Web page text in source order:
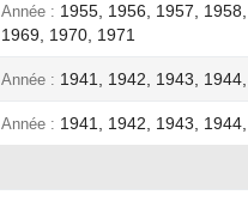
Année
1955, 1956, 1957,
1969, 1970, 1971
Année 1941, 1942, 1943,
Année 1941, 1942, 1943,